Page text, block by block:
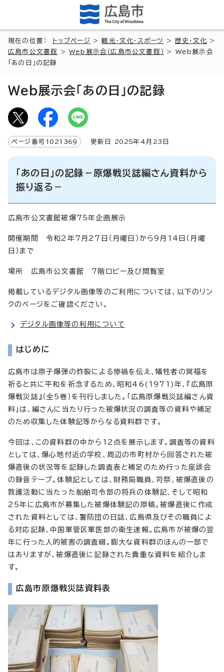
現在の位置： トップページ >観光・文化・スポーツ > 歴史・文化 >
広島市公文書館
>Web展示会（広島市公文書館）
> Web展示会
「あの日」の記録
Web展示会「あの日」の記録
ページ番号 1021369 更新日 2025年4月 23 日
「あの日」の記録－原爆戦災誌編さん資料から
振り返る－
広島市公文書館被爆75年企画展示
開催期間 令和2年7月27日（月曜日）から9月14日（月曜
日）まで
場所 広島市公文書館 7階ロビー及び閲覧室
掲載しているデジタル画像等のご利用については、以下のリン
クのページをご確認ください。
デジタル画像等の利用について
はじめに
広島市は原子爆弾の炸裂による惨禍を伝え、犠牲者の冥福を
祈ると共に平和を祈念するため、昭和46(1971)年、『広島原
爆戦災誌』（全5巻）を刊行しました。「広島原爆戦災誌編さん資
料」は、編さんに当たり行った被爆状況の調査等の資料や補足
のため収集した体験記等からなる資料群です。
今回は、この資料群の中から12点を展示します。調査等の資料
としては、爆心地付近の学校、周辺の市町村から回答された被
爆直後の状況等を記録した調査表と補足のため行った座談会
の録音テープ。体験記としては、財務局職員、司祭、被爆直後の
救護活動に当たった船舶司令部の将兵の体験記、そして昭和
25年に広島市が募集した被爆体験記の原稿。被爆直後に作成
された資料としては、警防団の日誌、広島県及びその職員によ
る対応記録、中国軍管区軍医部の衛生速報。広島市が被爆の翌
年に行った人的被害の調査綴。膨大な資料群のほんの一部で
はありますが、被爆直後に記録された貴重な資料を紹介しま
す。
広島市原爆戦災誌資料表